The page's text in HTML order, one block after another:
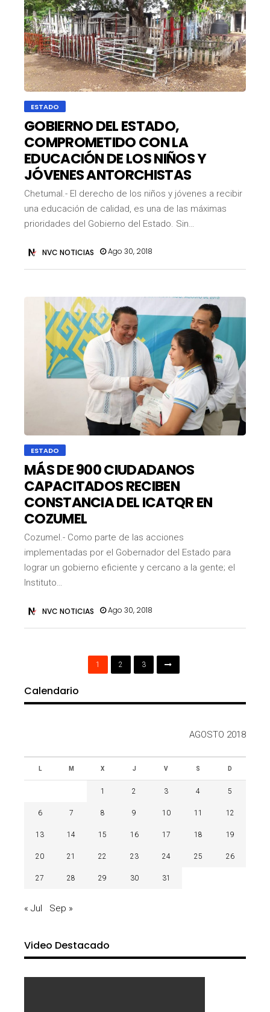
ESTADO
GOBIERNO DEL ESTADO,
COMPROMETIDO CON LA
EDUCACIÓN DE LOS NIÑOS Y
JÓVENES ANTORCHISTAS
Chetumal.- El derecho de los niños y jóvenes a recibir
una educación de calidad, es una de las máximas
prioridades del Gobierno del Estado. Sin…
NVC NOTICIAS Ago 30, 2018
ESTADO
MÁS DE 900 CIUDADANOS
CAPACITADOS RECIBEN
CONSTANCIA DEL ICATQR EN
COZUMEL
Cozumel.- Como parte de las acciones
implementadas por el Gobernador del Estado para
lograr un gobierno eficiente y cercano a la gente; el
Instituto…
NVC NOTICIAS Ago 30, 2018
1 2 3
Calendario
AGOSTO 2018
L M X J V S D
1 2 3 4 5
6 7 8 9 10 11 12
13 14 15 16 17 18 19
20 21 22 23 24 25 26
27 28 29 30 31
« Jul Sep »
Video Destacado